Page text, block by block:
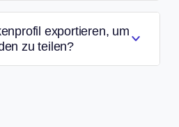
exportieren, um
zu teilen?